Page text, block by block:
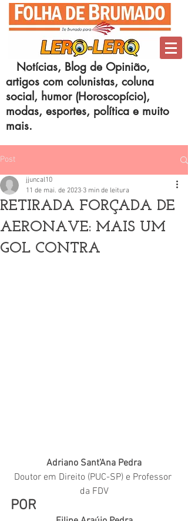
Notícias, Blog de Opinião,
artigos com colunistas, coluna
social, humor (Horoscopício),
modas, esportes, política e muito
mais.
Post
RETIRADA FORÇADA DE
AERONAVE: MAIS UM
GOL CONTRA
jjuncal10
11 de mai. de 2023 3 min de leitura
Adriano Sant’Ana Pedra
Doutor em Direito (PUC-SP) e Professor
da FDV
POR